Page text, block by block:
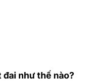
đai như thế nào?